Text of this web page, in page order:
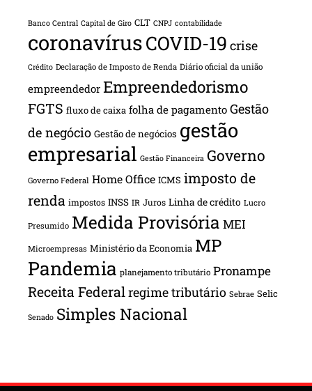
Banco Central Capital de Giro CLT CNPJ contabilidade
coronavírusCOVID-19 crise
Crédito Declaração de Imposto de Renda Diário oficial da união
empreendedor Empreendedorismo
FGTS fluxo de caixa folha de pagamento Gestão
de negócio Gestão de negócios gestão
empresarial Gestão Financeira Governo
Governo Federal Home Office ICMS imposto de
renda impostos INSS IR Juros Linha de crédito Lucro
Presumido Medida Provisória MEI
Microempresas Ministério da Economia MP
Pandemia planejamento tributário Pronampe
Receita Federalregime tributário Sebrae Selic
Senado Simples Nacional